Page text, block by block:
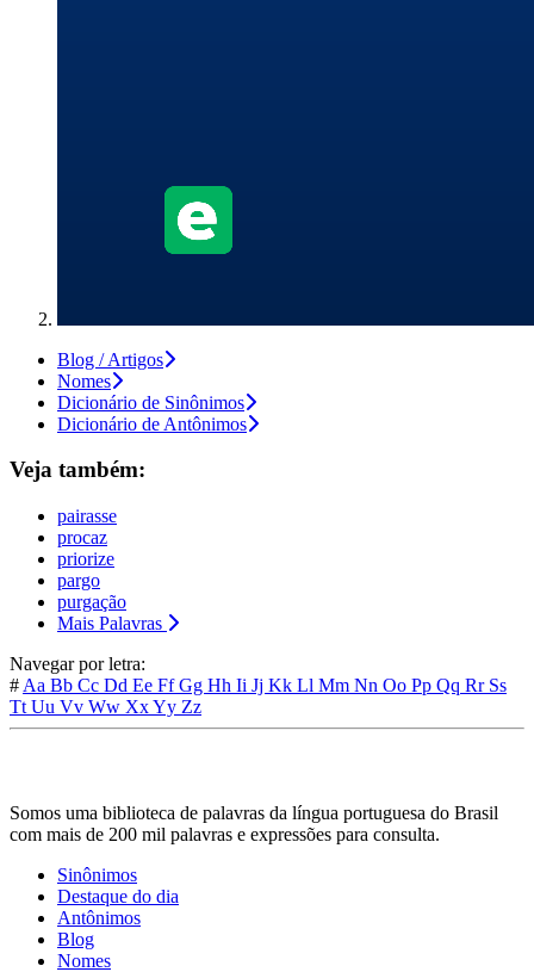
Blog / Artigos
Nomes
Dicionário de Sinônimos
Dicionário de Antônimos
Veja também:
pairasse
procaz
priorize
pargo
purgação
Mais Palavras
Navegar por letra:
# Aa Bb Cc Dd Ee FfGg Hh Ii Jj Kk Ll Mm Nn Oo Pp Qq Rr Ss
Tt Uu Vv Ww XxYy Zz
Somos uma biblioteca de palavras da língua portuguesa do Brasil
com mais de 200 mil palavras e expressões para consulta.
Sinônimos
Destaque do dia
Antônimos
Blog
Nomes